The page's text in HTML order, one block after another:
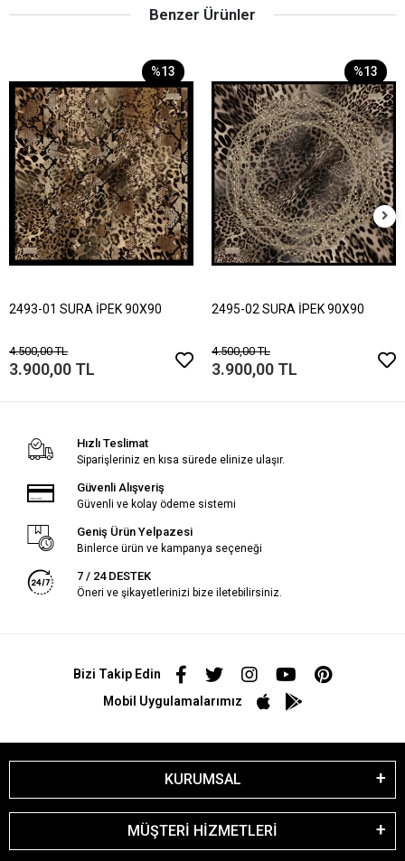
Benzer Ürünler
%13
2493-01 SURA İPEK 90X90
4.500,00 TL
3.900,00 TL
%13
2495-02 SURA İPEK 90X90
4.500,00 TL
3.900,00 TL
Hızlı Teslimat
Siparişleriniz en kısa sürede elinize ulaşır.
Güvenli Alışveriş
Güvenli ve kolay ödeme sistemi
Geniş Ürün Yelpazesi
Binlerce ürün ve kampanya seçeneği
7 / 24 DESTEK
Öneri ve şikayetlerinizi bize iletebilirsiniz.
Bizi Takip Edin
Mobil Uygulamalarımız
KURUMSAL
MÜŞTERİ HİZMETLERİ